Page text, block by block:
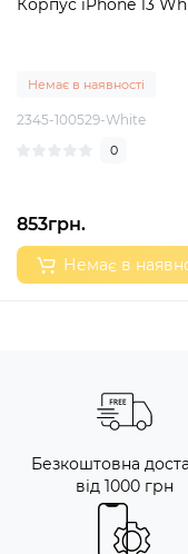
Корпус iPhone 13
Немає в наявності
2345-100529-White
0
853грн.
Немає в
Безкоштовна
від 1000 грн